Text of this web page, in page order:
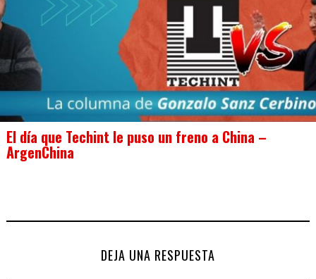
El día que Techint le puso un freno a China –
ArgenChina
DEJA UNA RESPUESTA